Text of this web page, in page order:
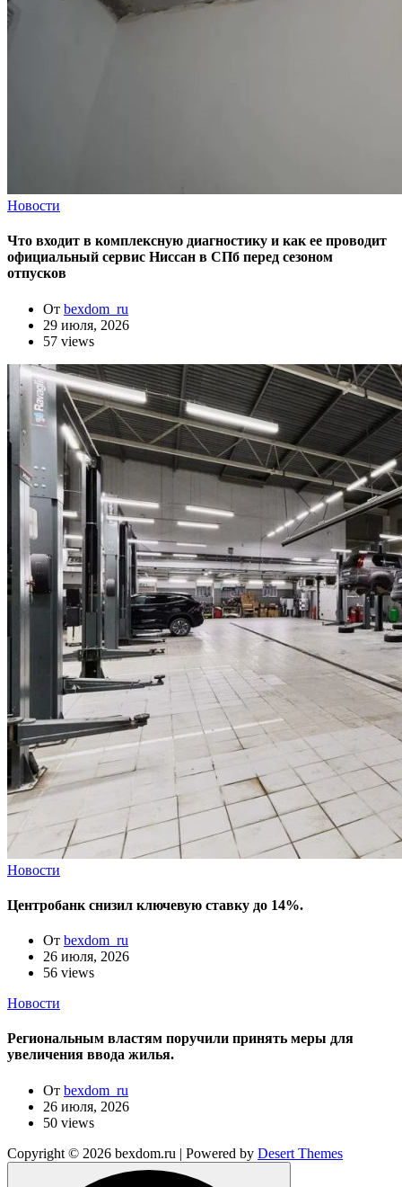
Новости
Что входит в комплексную диагностику и как ее проводит
официальный сервис Ниссан в СПб перед сезоном
отпусков
От bexdom_ru
29 июля, 2026
57 views
Новости
Центробанк снизил ключевую ставку до 14%.
От bexdom_ru
26 июля, 2026
56 views
Новости
Региональным властям поручили принять меры для
увеличения ввода жилья.
От bexdom_ru
26 июля, 2026
50 views
Copyright © 2026 bexdom.ru | Powered by Desert Themes